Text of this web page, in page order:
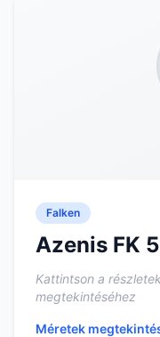
Falken
Azenis FK
Kattintson a
megtekintéséhez
Méretek